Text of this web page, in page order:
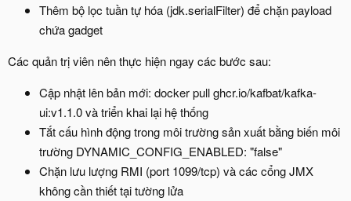
Thêm bộ lọc tuần tự hóa (jdk.serialFilter) để chặn payload
chứa gadget
Các quản trị viên nên thực hiện ngay các bước sau:
Cập nhật lên bản mới: docker pull ghcr.io/kafbat/kafka-
ui:v1.1.0 và triển khai lại hệ thống
Tắt cấu hình động trong môi trường sản xuất bằng biến môi
trường DYNAMIC_CONFIG_ENABLED: "false"
Chặn lưu lượng RMI (port 1099/tcp) và các cổng JMX
không cần thiết tại tường lửa